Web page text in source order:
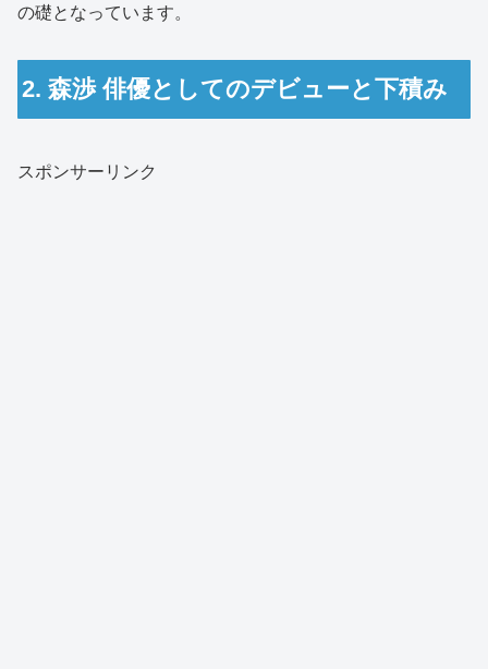
の礎となっています。
2. 森渉 俳優としてのデビューと下積み
スポンサーリンク